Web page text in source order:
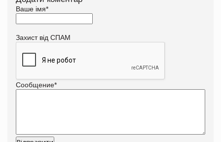
Ваше імя*
Захист від СПАМ
Сообщение*